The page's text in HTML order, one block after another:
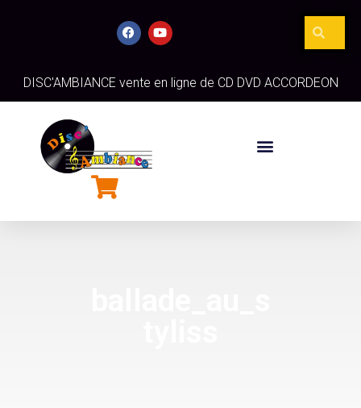
DISC'AMBIANCE vente en ligne de CD DVD ACCORDEON